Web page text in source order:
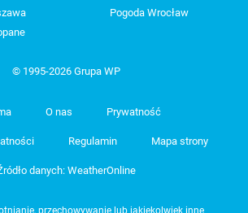
Pogoda Wrocław
© 1995-2026 Grupa WP
O nas Prywatność
Regulamin Mapa strony
danych: WeatherOnline
przechowywanie lub jakiekolwiek inne